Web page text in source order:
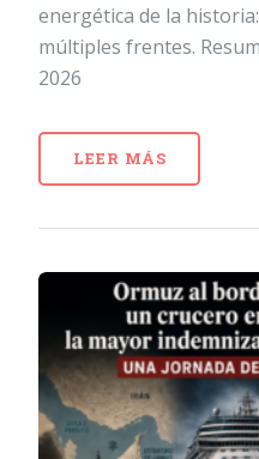
energética de la
múltiples frentes.
2026
LEER MÁS